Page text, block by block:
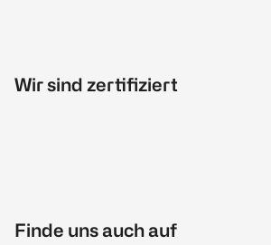
Wir sind zertifiziert
Finde uns auch auf